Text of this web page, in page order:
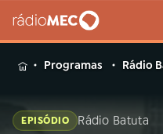
MENUProgramas Rádio
EPISÓDIO Rádio Batuta